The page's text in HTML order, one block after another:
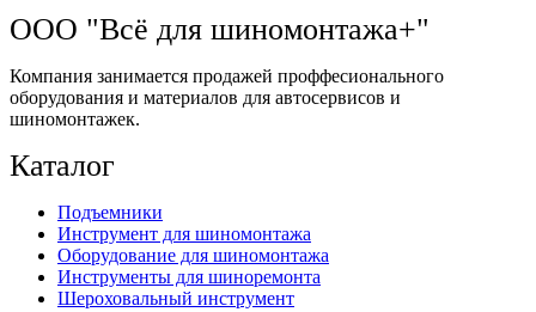
ООО "Всё для шиномонтажа+"
Компания занимается продажей проффесионального
оборудования и материалов для автосервисов и
шиномонтажек.
Каталог
Подъемники
Инструмент для шиномонтажа
Оборудование для шиномонтажа
Инструменты для шиноремонта
Шероховальный инструмент